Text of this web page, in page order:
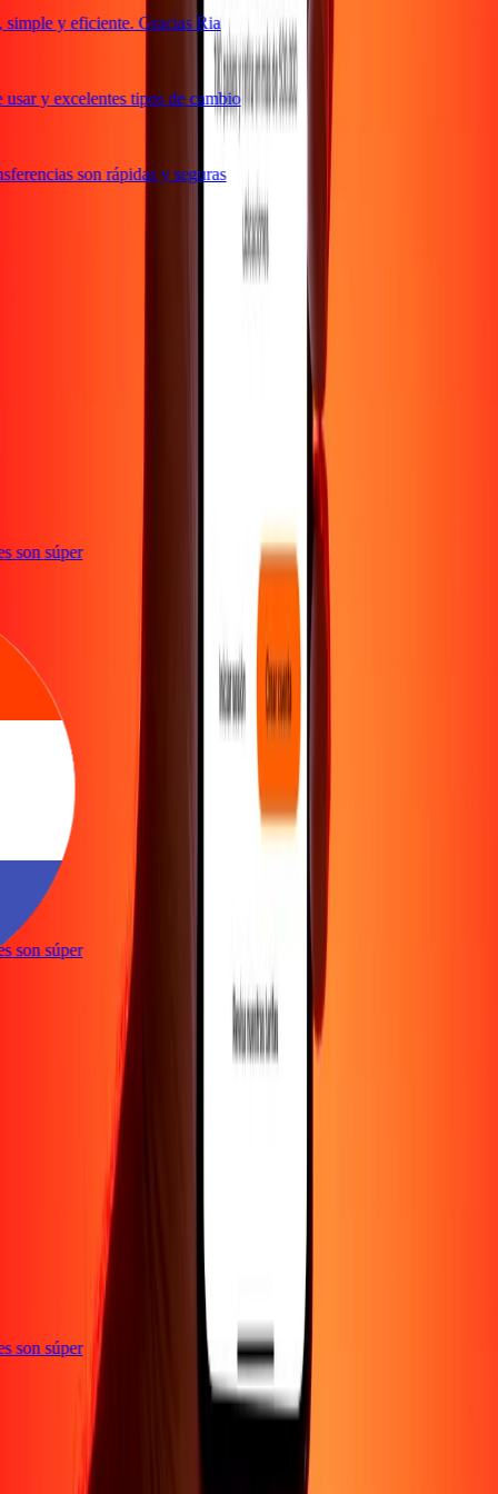
y eficiente. Gracias Ria
y excelentes tipos de cambio
son rápidas y seguras
son súper
son súper
son súper